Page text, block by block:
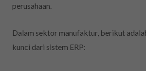
perusahaan.
Dalam sektor manufaktur, berikut
kunci dari sistem ERP: